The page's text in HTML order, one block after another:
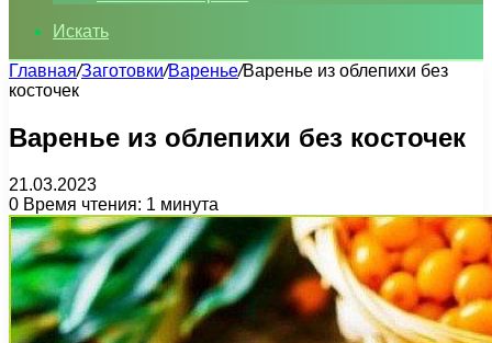
Искать
Главная/Заготовки/Варенье/Варенье из облепихи без
косточек
Варенье из облепихи без косточек
21.03.2023
0 Время чтения: 1 минута